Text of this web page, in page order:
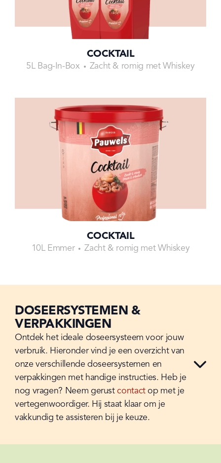
COCKTAIL
5L Bag-In-Box Zacht & romig met Whiskey
COCKTAIL
10L Emmer Zacht & romig met Whiskey
DOSEERSYSTEMEN &
VERPAKKINGEN
Ontdek het ideale doseersysteem voor jouw
verbruik. Hieronder vind je een overzicht van
onze verschillende doseersystemen en
verpakkingen met handige instructies. Heb je
nog vragen? Neem gerust contact op met je
vertegenwoordiger. Hij staat klaar om je
vakkundig te assisteren bij je keuze.